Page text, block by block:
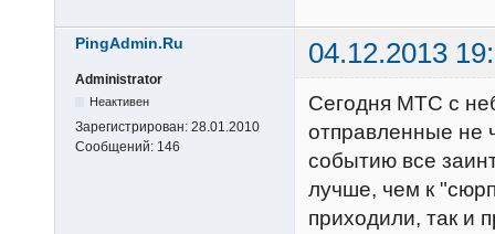
PingAdmin.Ru 04.12.2013
Administrator
Неактивен
Зарегистрирован: 28.01.2010
Сообщений: 146
Сегодня МТС с
отправленные не
событию все
лучше, чем к
приходили, так и